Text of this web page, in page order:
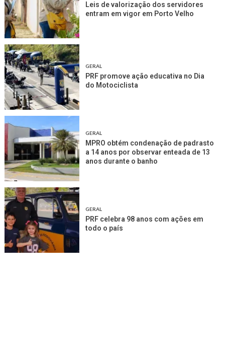
Leis de valorização dos servidores
entram em vigor em Porto Velho
GERAL
PRF promove ação educativa no Dia
do Motociclista
GERAL
MPRO obtém condenação de padrasto
a 14 anos por observar enteada de 13
anos durante o banho
GERAL
PRF celebra 98 anos com ações em
todo o país